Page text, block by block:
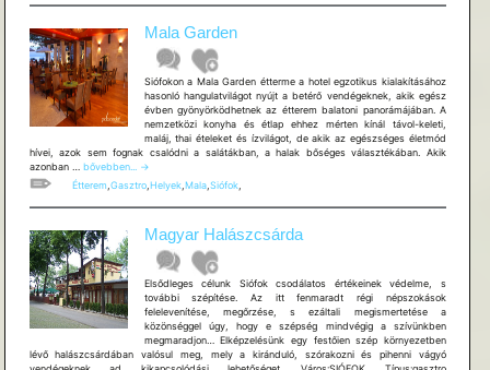
Mala Garden
Siófokon a Mala Garden étterme a hotel egzotikus kialakításához
hasonló hangulatvilágot nyújt a betérő vendégeknek, akik egész
évben gyönyörködhetnek az étterem balatoni panorámájában. A
nemzetközi konyha és étlap ehhez mérten kínál távol-keleti,
maláj, thai ételeket és ízvilágot, de akik az egészséges életmód
hívei, azok sem fognak csalódni a salátákban, a halak bőséges választékában. Akik
azonban … Mala
Garden
bővebben...
→
Étterem Gasztro, Helyek, Mala, Siófok,
Magyar Halászcsárda
Elsődleges célunk Siófok csodálatos értékeinek védelme, s
további szépítése. Az itt fenmaradt régi népszokások
felelevenítése, megőrzése, s ezáltali megismertetése a
közönséggel úgy, hogy e szépség mindvégig a szívünkben
megmaradjon… Elképzelésünk egy festőien szép környezetben
lévő halászcsárdában valósul meg, mely a kiránduló, szórakozni és pihenni vágyó